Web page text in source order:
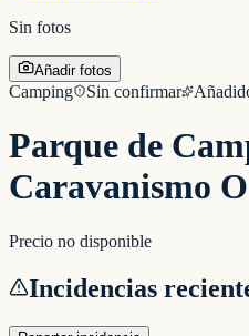
Sin fotos
Añadir fotos
Camping Sin confirmar
Parque de
Caravanismo
Precio no disponible
Incidencias